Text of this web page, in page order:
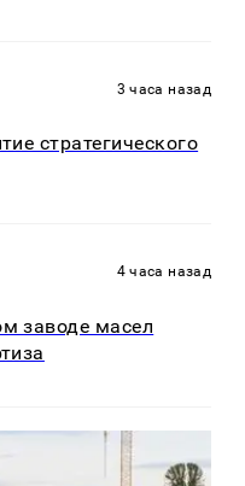
3 часа назад
стратегического
4 часа назад
заводе масел